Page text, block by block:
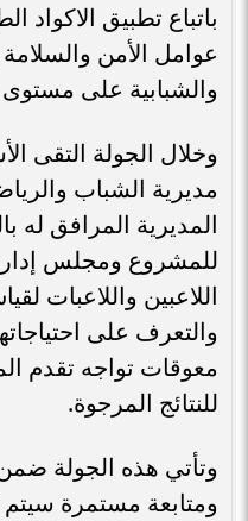
باتباع تطبيق الاكواد
عوامل الأمن والسلامة
والشبابية على
وخلال الجولة التقى
مديرية الشباب
المديرية المرافق له
للمشروع ومجلس إدارة
اللاعبين واللاعبات
والتعرف على
معوقات تواجه تقدم
للنتائج المرجوة.
وتأتي هذه الجولة
ومتابعة مستمرة سيتم